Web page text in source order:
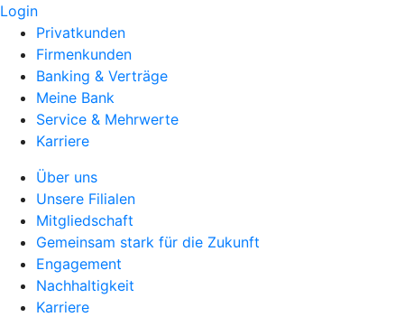
Login
Privatkunden
Firmenkunden
Banking & Verträge
Meine Bank
Service & Mehrwerte
Karriere
Über uns
Unsere Filialen
Mitgliedschaft
Gemeinsam stark für die Zukunft
Engagement
Nachhaltigkeit
Karriere